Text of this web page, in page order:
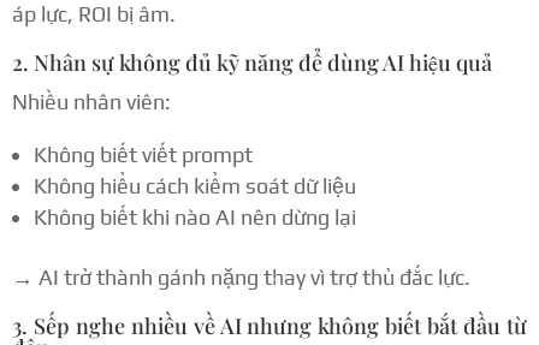
áp lực, ROI bị âm.
2. Nhân sự không đủ kỹ năng để dùng AI hiệu quả
Nhiều nhân viên:
Không biết viết prompt
Không hiểu cách kiểm soát dữ liệu
Không biết khi nào AI nên dừng lại
→ AI trở thành gánh nặng thay vì trợ thủ đắc lực.
3. Sếp nghe nhiều về AI nhưng không biết bắt đầu từ